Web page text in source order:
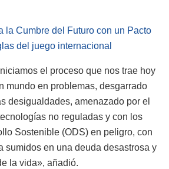
la Cumbre del Futuro con un Pacto
del juego internacional
el proceso que nos trae hoy
mundo en problemas, desgarrado
desigualdades, amenazado por el
no reguladas y con los
Sostenible (ODS) en peligro, con
sumidos en una deuda desastrosa y
la vida», añadió.